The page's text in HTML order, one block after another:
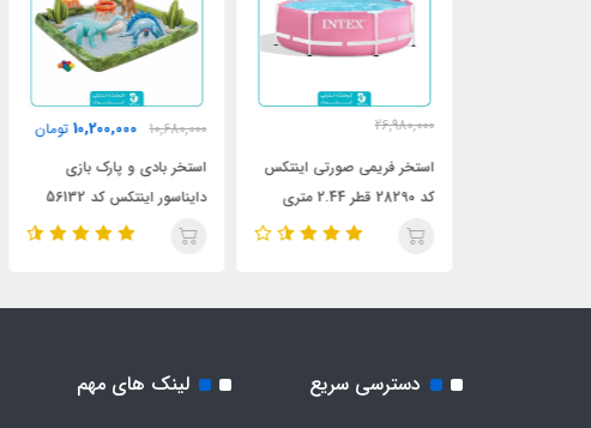
26,980,000
24,800,000
استخر فریمی صورتی اینتکس
کد 28290 قطر 2.44 متری
10,680,000
10,200,000 تومان
استخر بادی و پارک بازی
دایناسور اینتکس کد 56132
دسترسی سریع لینک های مهم